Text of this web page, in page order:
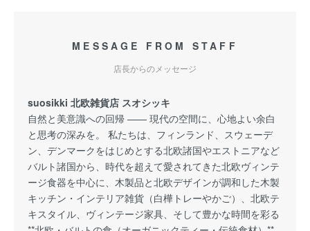
MESSAGE FROM STAFF
店長からのメッセージ
suosikki 北欧雑貨店 スオシッキ
自然と美意識への回帰 —— 現代の空間に、心地よい余白
と思考の深みを。 私たちは、フィンランド、スウェーデ
ン、デンマークをはじめとする北欧諸国やエストニアなど
バルト諸国から、時代を超えて愛されてきた北欧ヴィンテ
ージ食器を中心に、木製品と北欧デザインが調和した木製
キッチン・インテリア雑貨（白樺トレーやかご）、北欧テ
キスタイル、ヴィンテージ家具、そして豊かな時間を彩る